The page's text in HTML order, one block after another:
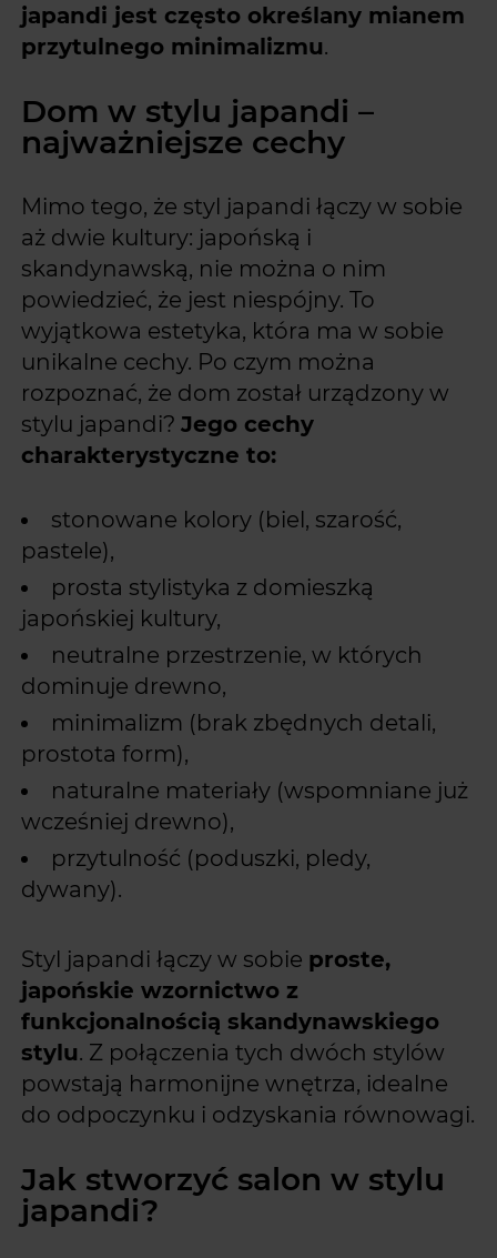
japandi jest często określany mianem
przytulnego minimalizmu.
Dom w stylu japandi –
najważniejsze cechy
Mimo tego, że styl japandi łączy w sobie
aż dwie kultury: japońską i
skandynawską, nie można o nim
powiedzieć, że jest niespójny. To
wyjątkowa estetyka, która ma w sobie
unikalne cechy. Po czym można
rozpoznać, że dom został urządzony w
stylu japandi?Jego cechy
charakterystyczne to:
stonowane kolory (biel, szarość,
pastele),
prosta stylistyka z domieszką
japońskiej kultury,
neutralne przestrzenie, w których
dominuje drewno,
minimalizm (brak zbędnych detali,
prostota form),
naturalne materiały (wspomniane już
wcześniej drewno),
przytulność (poduszki, pledy,
dywany).
Styl japandi łączy w sobie proste,
japońskie wzornictwo z
funkcjonalnością skandynawskiego
stylu. Z połączenia tych dwóch stylów
powstają harmonijne wnętrza, idealne
do odpoczynku i odzyskania równowagi.
Jak stworzyć salon w stylu
japandi?